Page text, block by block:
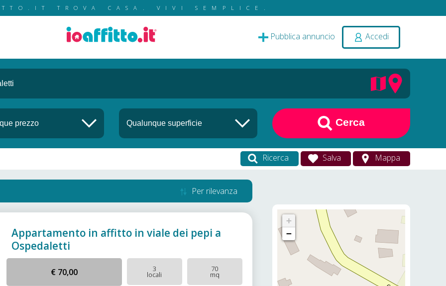
TROVA CASA. VIVI SEMPLICE.
Pubblica annuncio Accedi
Cerca
Ricerca Salva Mappa
Per rilevanza
Appartamento in affitto in viale dei pepi a
Ospedaletti
€ 70,00 3
locali
70
mq
+
−